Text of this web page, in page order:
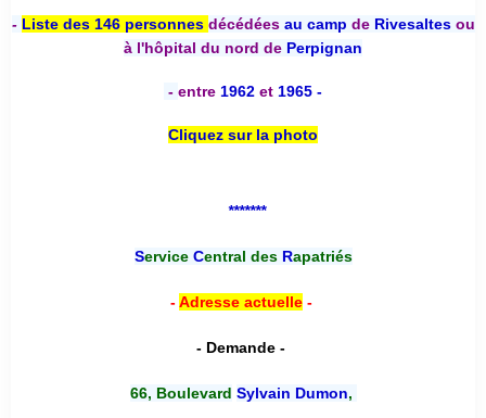
- Liste des 146 personnes décédées au camp deRivesaltesou
à l'hôpital du nord de Perpignan
- entre 1962 et 1965 -
Cliquez sur la photo
*******
Service Central desRapatriés
-Adresse actuelle-
- Demande -
66, Boulevard Sylvain Dumon,